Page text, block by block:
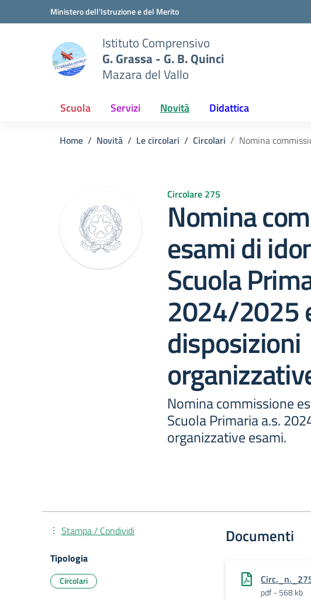
Vai ai contenuti
Vai al menu di navigazioneMinistero dell'Istruzione e del Merito
Istituto Comprensivo
G. Grassa - G. B. Quinci
Mazara del Vallo
Scuola Servizi Novità Didattica
Home Novità Le circolari Circolari Nomina
Circolare 275
Nomina
esami di
Scuola
2024/2025
disposizioni
Nomina commissione
Scuola Primaria a.s.
organizzative esami.
Documenti
pdf - 568 kb
Stampa / Condividi
Tipologia
Circolari